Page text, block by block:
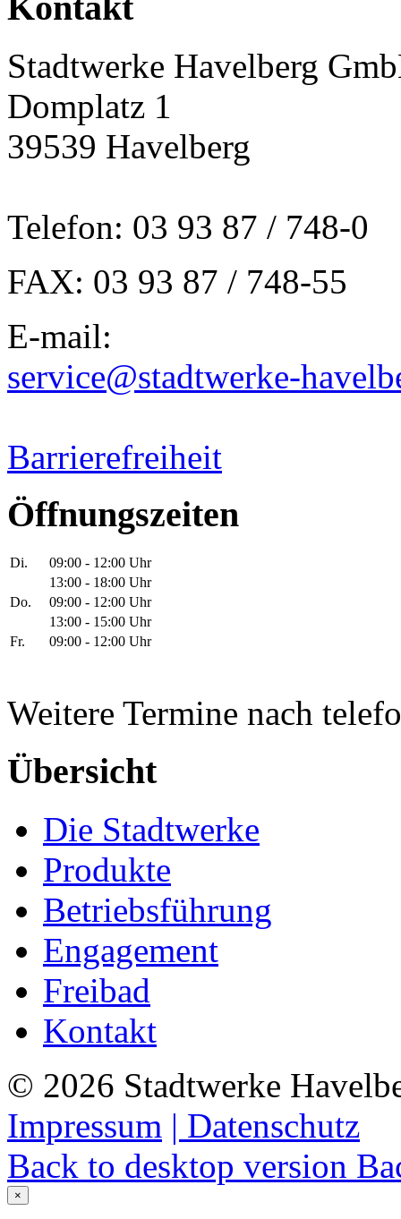
Stadtwerke Havelberg
Domplatz 1
39539 Havelberg
Telefon: 03 93 87 / 748-0
FAX: 03 93 87 / 748-55
E-mail:
service@stadtwerke-
Barrierefreiheit
Öffnungszeiten
Di.
09:00 - 12:00 Uhr
13:00 - 18:00 Uhr
Do.
09:00 - 12:00 Uhr
13:00 - 15:00 Uhr
Fr.
09:00 - 12:00 Uhr
Weitere Termine nach
Übersicht
Die Stadtwerke
Produkte
Betriebsführung
Engagement
Freibad
Kontakt
© 2026 Stadtwerke
Impressum | Datenschutz
Back to desktop version
×